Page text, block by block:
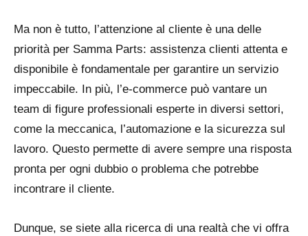
Ma non è tutto, l’attenzione al cliente è una delle
priorità per Samma Parts: assistenza clienti attenta e
disponibile è fondamentale per garantire un servizio
impeccabile. In più, l’e-commerce può vantare un
team di figure professionali esperte in diversi settori,
come la meccanica, l’automazione e la sicurezza sul
lavoro. Questo permette di avere sempre una risposta
pronta per ogni dubbio o problema che potrebbe
incontrare il cliente.
Dunque, se siete alla ricerca di una realtà che vi offra